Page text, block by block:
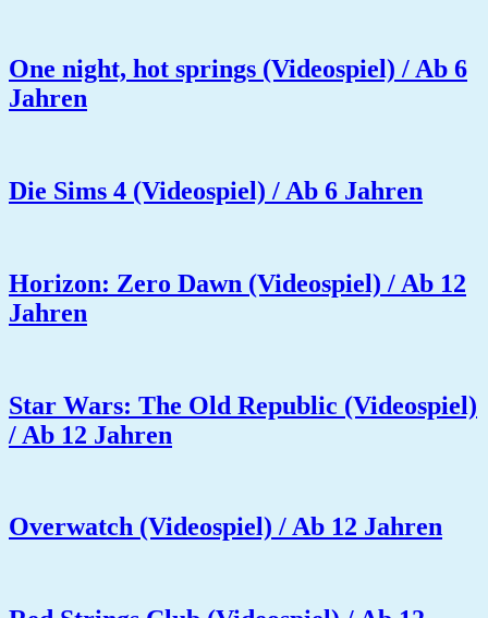
One night, hot springs (Videospiel) / Ab 6
Jahren
Die Sims 4 (Videospiel) / Ab 6 Jahren
Horizon: Zero Dawn (Videospiel) / Ab 12
Jahren
Star Wars: The Old Republic (Videospiel)
/ Ab 12 Jahren
Overwatch (Videospiel) / Ab 12 Jahren